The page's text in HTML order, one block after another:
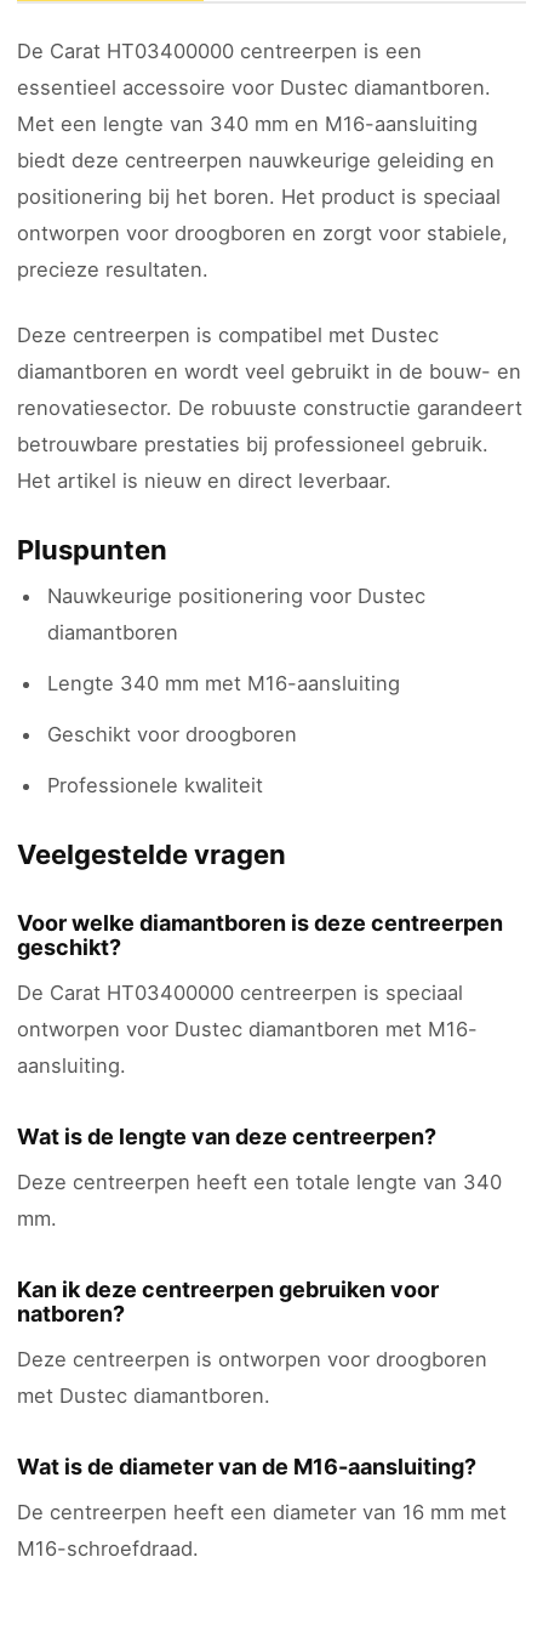
De Carat HT03400000 centreerpen is een
essentieel accessoire voor Dustec diamantboren.
Met een lengte van 340 mm en M16-aansluiting
biedt deze centreerpen nauwkeurige geleiding en
positionering bij het boren. Het product is speciaal
ontworpen voor droogboren en zorgt voor stabiele,
precieze resultaten.
Deze centreerpen is compatibel met Dustec
diamantboren en wordt veel gebruikt in de bouw- en
renovatiesector. De robuuste constructie garandeert
betrouwbare prestaties bij professioneel gebruik.
Het artikel is nieuw en direct leverbaar.
Pluspunten
Nauwkeurige positionering voor Dustec
diamantboren
Lengte 340 mm met M16-aansluiting
Geschikt voor droogboren
Professionele kwaliteit
Veelgestelde vragen
Voor welke diamantboren is deze centreerpen
geschikt?
De Carat HT03400000 centreerpen is speciaal
ontworpen voor Dustec diamantboren met M16-
aansluiting.
Wat is de lengte van deze centreerpen?
Deze centreerpen heeft een totale lengte van 340
mm.
Kan ik deze centreerpen gebruiken voor
natboren?
Deze centreerpen is ontworpen voor droogboren
met Dustec diamantboren.
Wat is de diameter van de M16-aansluiting?
De centreerpen heeft een diameter van 16 mm met
M16-schroefdraad.